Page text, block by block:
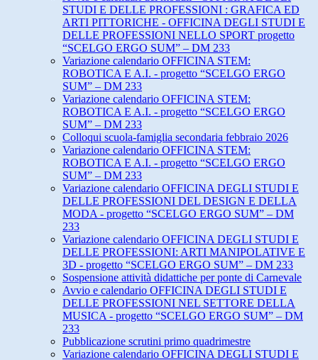
STUDI E DELLE PROFESSIONI : GRAFICA ED
ARTI PITTORICHE - OFFICINA DEGLI STUDI E
DELLE PROFESSIONI NELLO SPORT progetto
“SCELGO ERGO SUM” – DM 233
Variazione calendario OFFICINA STEM:
ROBOTICA E A.I. - progetto “SCELGO ERGO
SUM” – DM 233
Variazione calendario OFFICINA STEM:
ROBOTICA E A.I. - progetto “SCELGO ERGO
SUM” – DM 233
Colloqui scuola-famiglia secondaria febbraio 2026
Variazione calendario OFFICINA STEM:
ROBOTICA E A.I. - progetto “SCELGO ERGO
SUM” – DM 233
Variazione calendario OFFICINA DEGLI STUDI E
DELLE PROFESSIONI DEL DESIGN E DELLA
MODA - progetto “SCELGO ERGO SUM” – DM
233
Variazione calendario OFFICINA DEGLI STUDI E
DELLE PROFESSIONI: ARTI MANIPOLATIVE E
3D - progetto “SCELGO ERGO SUM” – DM 233
Sospensione attività didattiche per ponte di Carnevale
Avvio e calendario OFFICINA DEGLI STUDI E
DELLE PROFESSIONI NEL SETTORE DELLA
MUSICA - progetto “SCELGO ERGO SUM” – DM
233
Pubblicazione scrutini primo quadrimestre
Variazione calendario OFFICINA DEGLI STUDI E